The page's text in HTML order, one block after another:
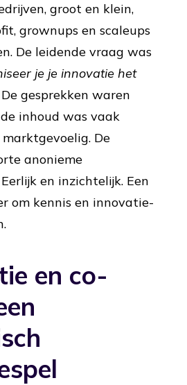
groot en klein,
grownups en scaleups
De leidende vraag was
je je innovatie het
gesprekken waren
inhoud was vaak
De
anonieme
en inzichtelijk. Een
om kennis en innovatie-
en co-